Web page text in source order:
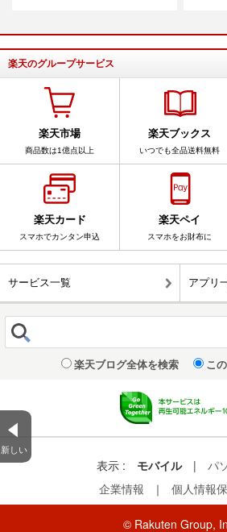
新しい
楽天のグループサービス
楽天市場
商品数は1億点以上
楽天ブックス
いつでも全品送料無料
楽天カード
スマホでカンタン申込
楽天ペイ
スマホをお財布に
サービス一覧 アプリ
楽天ブログ全体を検索 こ
表示 : モバイル |
パ
企業情報
｜ 個人情報
© Rakuten Group,